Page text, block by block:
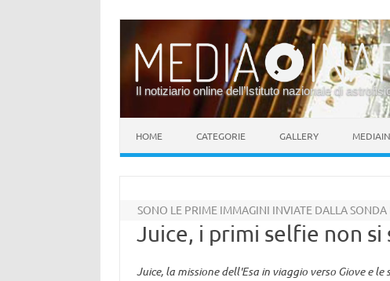
Il notiziario online dell’Istituto nazionale di
HOME CATEGORIE GALLERY
SONO LE PRIME IMMAGINI INVIATE DALLA SONDA
Juice, i primi selfie non si
Juice, la missione dell'Esa in viaggio verso Giove e